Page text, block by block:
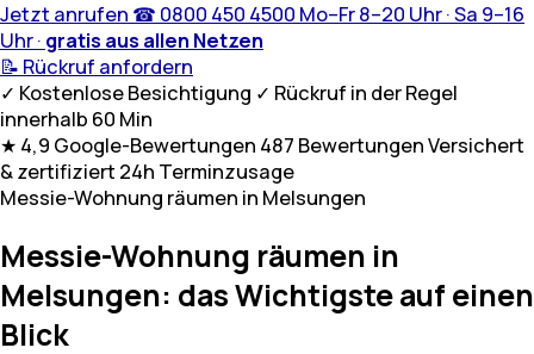
Jetzt anrufen ☎ 0800 450 4500 Mo–Fr 8–20 Uhr · Sa 9–16
Uhr · gratis aus allen Netzen
📝 Rückruf anfordern
✓ Kostenlose Besichtigung ✓ Rückruf in der Regel
innerhalb 60 Min
★ 4,9 Google-Bewertungen 487 BewertungenVersichert
& zertifiziert 24h Terminzusage
Messie-Wohnung räumen in Melsungen
Messie-Wohnung räumen in
Melsungen: das Wichtigste auf einen
Blick